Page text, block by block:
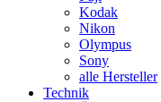
Kodak
Nikon
Olympus
Sony
alle Hersteller
Technik